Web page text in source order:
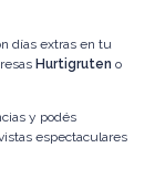
días extras en tu
Hurtigruten o
y podés
espectaculares